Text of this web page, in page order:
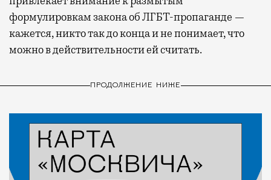
формулировкам закона об ЛГБТ-пропаганде —
кажется, никто так до конца и не понимает, что
можно в действительности ей считать.
ПРОДОЛЖЕНИЕ НИЖЕ